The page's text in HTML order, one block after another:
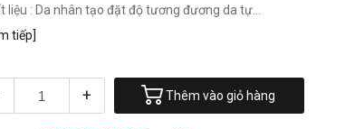
liệu : Da nhân tạo đặt độ tương đương da tự...
tiếp]
+ Thêm vào giỏ hàng